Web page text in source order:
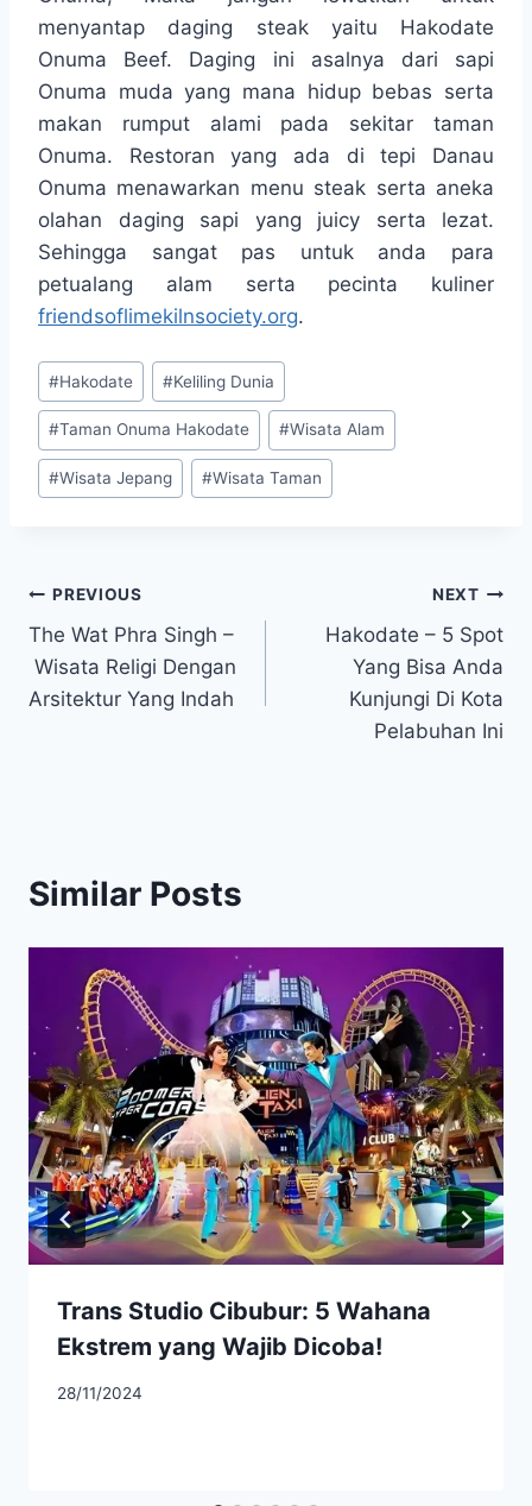
menyantap daging steak yaitu Hakodate
Onuma Beef. Daging ini asalnya dari sapi
Onuma muda yang mana hidup bebas serta
makan rumput alami pada sekitar taman
Onuma. Restoran yang ada di tepi Danau
Onuma menawarkan menu steak serta aneka
olahan daging sapi yang juicy serta lezat.
Sehingga sangat pas untuk anda para
petualang alam serta pecinta kuliner
friendsoflimekilnsociety.org.
Post
Tags:
#Hakodate #Keliling Dunia
#Taman Onuma Hakodate #Wisata Alam
#Wisata Jepang #Wisata Taman
Post
navigation
PREVIOUS
The Wat Phra Singh –
Wisata Religi Dengan
Arsitektur Yang Indah
NEXT
Hakodate – 5 Spot
Yang Bisa Anda
Kunjungi Di Kota
Pelabuhan Ini
Similar Posts
Trans Studio Cibubur: 5 Wahana
Ekstrem yang Wajib Dicoba!
28/11/2024